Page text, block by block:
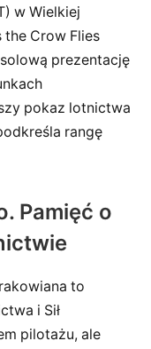
w Wielkiej
the Crow Flies
prezentację
pokaz lotnictwa
rangę
Pamięć o
to
i Sił
pilotażu, ale